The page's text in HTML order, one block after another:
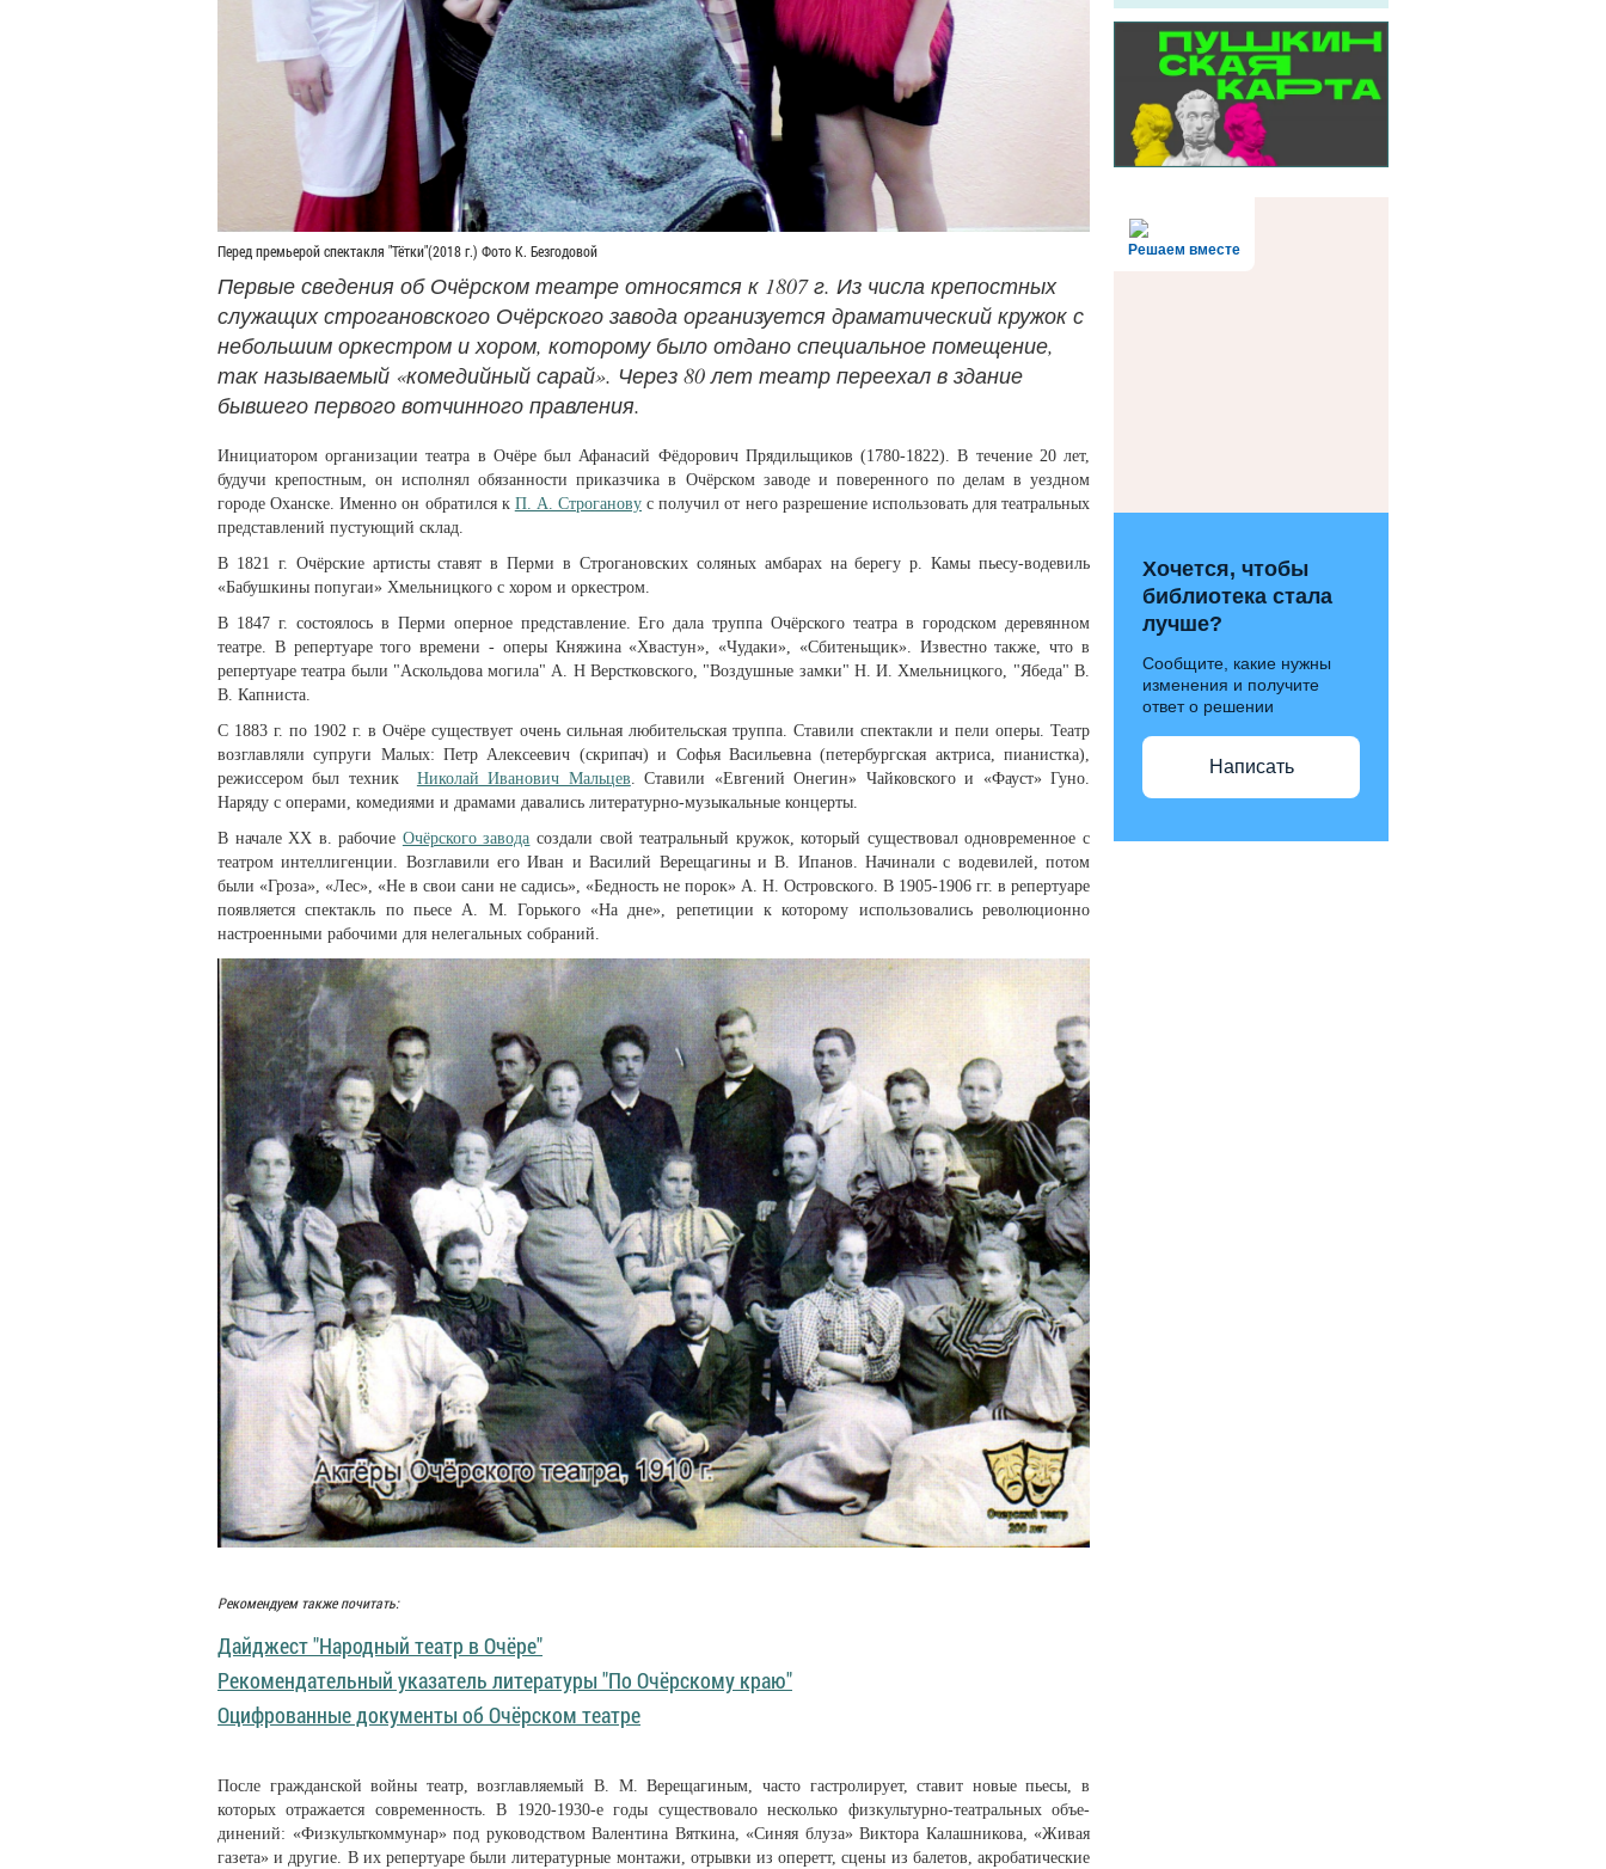
Перед премьерой спектакля "Тётки"(2018 г.) Фото К. Безгодовой
Первые сведения об Очёрском театре относятся к 1807 г. Из числа крепос­тных
служащих строгановского Очёрского завода организуется драматический кружок с
небольшим оркестром и хором, которому было отдано специальное помещение,
так называемый «комедийный сарай». Через 80 лет театр перее­хал в здание
бывшего первого вотчинного правления.
Инициатором организации театра в Очёре был Афанасий Фёдорович Прядильщиков (1780-1822). В течение 20 лет,
будучи крепостным, он исполнял обязанности приказчика в Очёрском заводе и поверенного по делам в уездном
городе Оханске. Именно он обратился к П. А. Строганову с получил от него разрешение использовать для театральных
представлений пустующий склад.
В 1821 г. Очёрские артисты ставят в Перми в Строгановских соляных амбарах на берегу р. Камы пьесу-водевиль
«Бабушкины попугаи» Хмельницко­го с хором и оркестром.
В 1847 г. состоялось в Перми оперное представление. Его дала труппа Очёрского театра в городском деревянном
театре. В репертуаре того времени - оперы Княжина «Хвастун», «Чудаки», «Сбитеньщик». Известно также, что в
репертуаре театра были "Аскольдова могила" А. Н Верстковского, "Воздушные замки" Н. И. Хмельницкого, "Ябеда" В.
В. Капниста.
С 1883 г. по 1902 г. в Очёре существует очень сильная любительская труппа. Ставили спектакли и пели оперы. Театр
возглавляли супруги Малых: Петр Алексеевич (скрипач) и Софья Васильевна (петербургская актриса, пианистка),
режиссером был техник Николай Иванович Мальцев. Ставили «Евгений Онегин» Чайковского и «Фауст» Гуно.
Наряду с операми, комедиями и драмами давались литературно-музыкальные концерты.
В начале XX в. рабочие Очёрского завода создали свой театральный кружок, который существовал одновременное с
театром интеллигенции. Возгла­вили его Иван и Василий Верещагины и В. Ипанов. Начинали с водевилей, потом
были «Гроза», «Лес», «Не в свои сани не садись», «Бедность не порок» А. Н. Островского. В 1905-1906 гг. в репертуаре
появляется спектакль по пьесе А. М. Горького «На дне», репетиции к которому использовались революционно
настроенными рабочими для нелегальных собраний.
Рекомендуем также почитать:
Дайджест "Народный театр в Очёре"
Рекомендательный указатель литературы "По Очёрскому краю"
Оцифрованные документы об Очёрском театре
После гражданской войны театр, возглавляемый В. М. Верещагиным, часто гастролирует, ставит новые пьесы, в
которых отражается современность. В 1920-1930-е годы существовало несколько физкультурно-театральных объе­
динений: «Физкульткоммунар» под руководством Валентина Вяткина, «Синяя блуза» Виктора Калашникова, «Живая
газета» и другие. В их репертуаре были литературные монтажи, отрывки из оперетт, сцены из балетов, акробатические
Решаем вместе
Хочется, чтобы
библиотека стала
лучше?
Сообщите, какие нужны
изменения и получите
ответ о решении
Написать